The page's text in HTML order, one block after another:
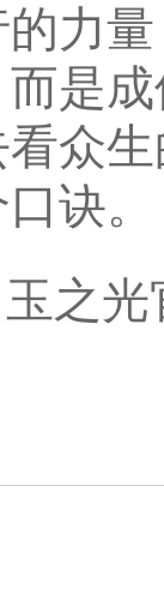
力
是
众
诀。
之